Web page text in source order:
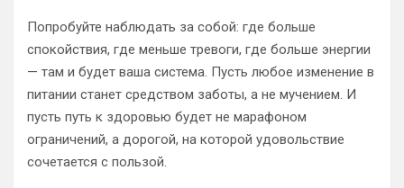
Попробуйте наблюдать за собой: где больше
спокойствия, где меньше тревоги, где больше энергии
— там и будет ваша система. Пусть любое изменение в
питании станет средством заботы, а не мучением. И
пусть путь к здоровью будет не марафоном
ограничений, а дорогой, на которой удовольствие
сочетается с пользой.